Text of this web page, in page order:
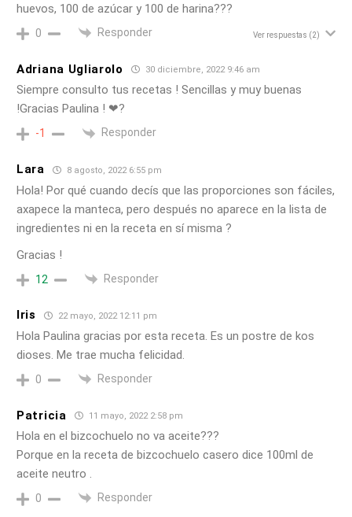
huevos, 100 de azúcar y 100 de harina???
0 Responder Ver respuestas (2)
Adriana Ugliarolo 30 diciembre, 2022 9:46 am
Siempre consulto tus recetas ! Sencillas y muy buenas
!Gracias Paulina ! ❤?
-1 Responder
Lara 8 agosto, 2022 6:55 pm
Hola! Por qué cuando decís que las proporciones son fáciles,
axapece la manteca, pero después no aparece en la lista de
ingredientes ni en la receta en sí misma ?
Gracias !
12 Responder
Iris 22 mayo, 2022 12:11 pm
Hola Paulina gracias por esta receta. Es un postre de kos
dioses. Me trae mucha felicidad.
0 Responder
Patricia 11 mayo, 2022 2:58 pm
Hola en el bizcochuelo no va aceite???
Porque en la receta de bizcochuelo casero dice 100ml de
aceite neutro .
0 Responder